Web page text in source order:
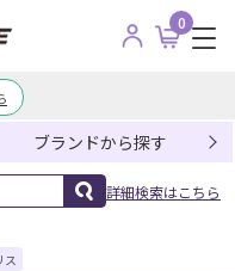
0
ブランドから探す
詳細検索はこちら
ス